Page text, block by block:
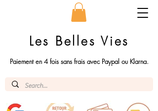
Les Belles Vies
Paiement en 4 fois sans frais avec Paypal ou Klarna.